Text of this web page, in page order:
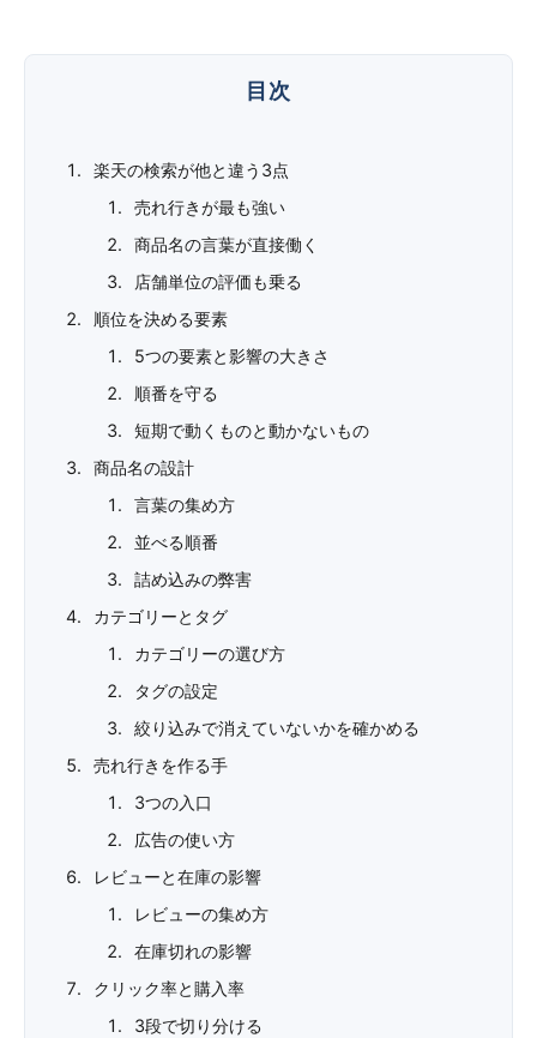
楽天の検索が他と違う3点
売れ行きが最も強い
商品名の言葉が直接働く
店舗単位の評価も乗る
順位を決める要素
5つの要素と影響の大きさ
順番を守る
短期で動くものと動かないもの
商品名の設計
言葉の集め方
並べる順番
詰め込みの弊害
カテゴリーとタグ
カテゴリーの選び方
タグの設定
絞り込みで消えていないかを確かめる
売れ行きを作る手
3つの入口
広告の使い方
レビューと在庫の影響
レビューの集め方
在庫切れの影響
クリック率と購入率
3段で切り分ける